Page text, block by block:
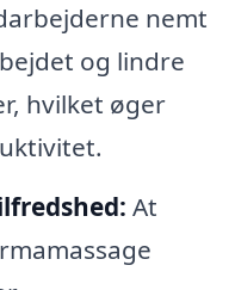
nemt
og lindre
hvilket øger
At